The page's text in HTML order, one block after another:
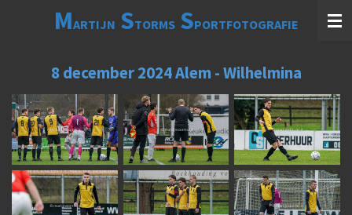
hoofdinhoud
MARTIJN STORMSSPORTFOTOGRAFIE
8 december 2024 Alem - Wilhelmina